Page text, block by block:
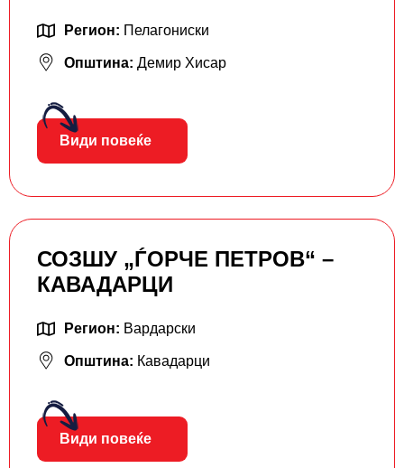
Регион: Пелагониски
Општина: Демир Хисар
Види повеќе
СОЗШУ „ЃОРЧЕ ПЕТРОВ“ –
КАВАДАРЦИ
Регион: Вардарски
Општина: Кавадарци
Види повеќе